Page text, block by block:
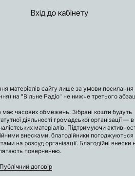
Вхід до кабінету
матеріалів сайту лише за умови посилання
на "Вільне Радіо" не нижче третього
має часових обмежень. Зібрані кошти будуть
діяльності громадської організації — в
матеріалів. Підтримуючи
внесками, благодійники погоджуються
на розсуд організації. Благодійні внески
поверненню.
Публічний договір